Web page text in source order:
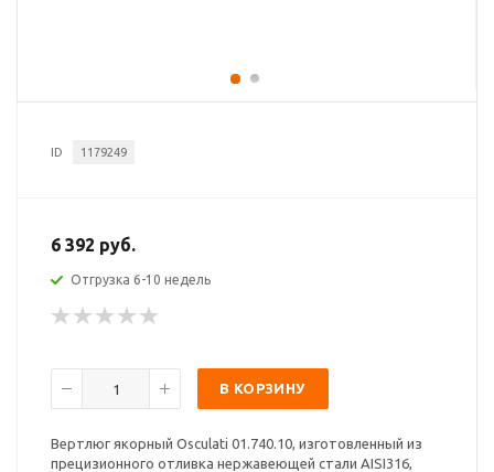
ID 1179249
6 392 руб.
Отгрузка 6-10 недель
В КОРЗИНУ
Вертлюг якорный Osculati 01.740.10, изготовленный из
прецизионного отливка нержавеющей стали AISI316,